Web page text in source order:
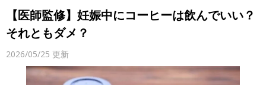
【医師監修】妊娠中にコーヒーは飲んでいい？
それともダメ？
2026/05/25 更新